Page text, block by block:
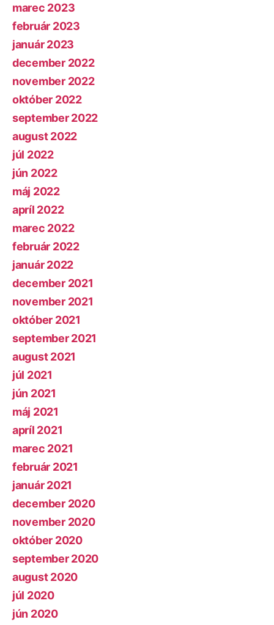
marec 2023
február 2023
január 2023
december 2022
november 2022
október 2022
september 2022
august 2022
júl 2022
jún 2022
máj 2022
apríl 2022
marec 2022
február 2022
január 2022
december 2021
november 2021
október 2021
september 2021
august 2021
júl 2021
jún 2021
máj 2021
apríl 2021
marec 2021
február 2021
január 2021
december 2020
november 2020
október 2020
september 2020
august 2020
júl 2020
jún 2020